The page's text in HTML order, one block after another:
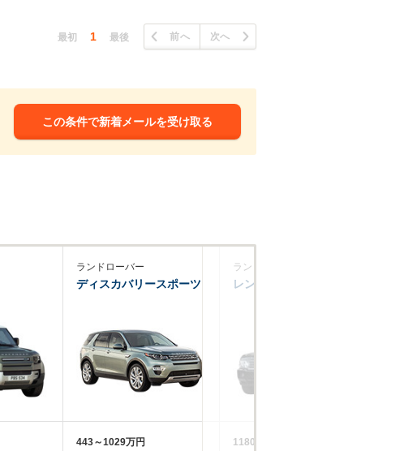
最初 1 最後 前へ 次へ
この条件で新着メールを受け取る
ランドローバー
ディスカバリースポーツ
443～1029万円
ランドローバー
レンジローバーヴォーグ
1180～1654万円